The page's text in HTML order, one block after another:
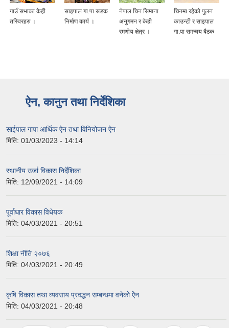
गाउँ सभाका केही
तस्विरहरु ।
साइपाल गा.पा सडक
निर्माण कार्य ।
नेपाल चिन सिमाना
अनुगमन र केही
रमणीय क्षेत्र ।
चिनमा रहेको पुलन
काउन्टी र साइपाल
गा.पा समन्वय बैठक
ऐन, कानुन तथा निर्देशिका
साईपाल गापा आर्थिक ऐन तथा विनियोजन ऐन
मिति: 01/03/2023 - 14:14
स्थानीय उर्जा विकास निर्देशिका
मिति: 12/09/2021 - 14:09
पूर्वाधार विकास विधेयक
मिति: 04/03/2021 - 20:51
शिक्षा नीति २०७६
मिति: 04/03/2021 - 20:49
कृषि विकास तथा व्यवसाय प्रवद्धन सम्बन्धमा वनेकाे ऐेन
मिति: 04/03/2021 - 20:48